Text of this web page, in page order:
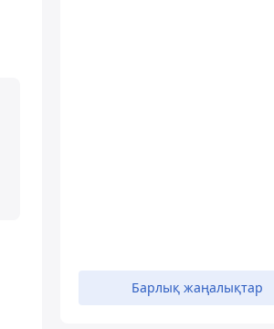
Барлық жаңалықтар